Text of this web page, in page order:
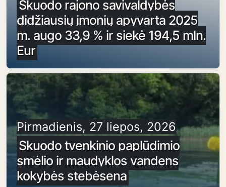
Skuodo rajono savivaldybės
didžiausių įmonių apyvarta 2025
m. augo 33,9 % ir siekė 194,5 mln.
Eur
Pirmadienis, 27 liepos, 2026
Skuodo tvenkinio paplūdimio
smėlio ir maudyklos vandens
kokybės stebėsena